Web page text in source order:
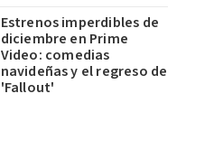
Estrenos imperdibles de
diciembre en Prime
Video: comedias
navideñas y el regreso de
'Fallout'